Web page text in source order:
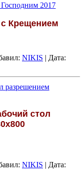
2017
Крещением
NIKIS | Дата:
разрешением
стол
NIKIS | Дата: